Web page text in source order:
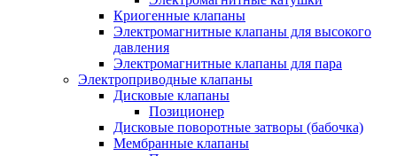
Криогенные клапаны
Электромагнитные клапаны для высокого
давления
Электромагнитные клапаны для пара
Электроприводные клапаны
Дисковые клапаны
Позиционер
Дисковые поворотные затворы (бабочка)
Мембранные клапаны